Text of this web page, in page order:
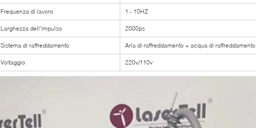
Frequenza di lavoro 1 - 10HZ
Larghezza dell'impulso 2000ps
Sistema di raffreddamento Aria di raffreddamento + acqua di raffreddamento
Voltaggio 220v/110v